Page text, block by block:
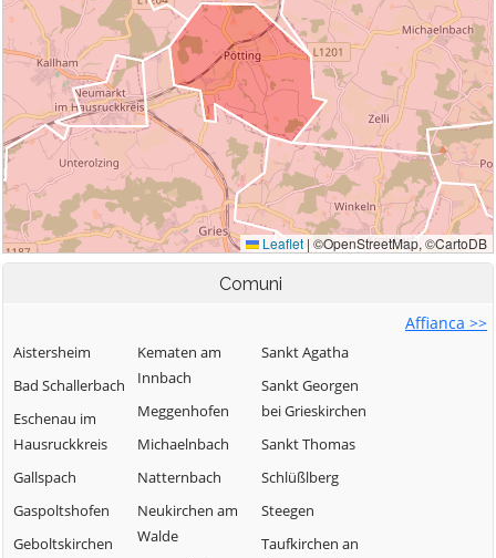
Comuni
Affianca >>
Aistersheim
Bad Schallerbach
Eschenau im
Hausruckkreis
Gallspach
Gaspoltshofen
Geboltskirchen
Kematen am
Innbach
Meggenhofen
Michaelnbach
Natternbach
Neukirchen am
Walde
Sankt Agatha
Sankt Georgen
bei Grieskirchen
Sankt Thomas
Schlüßlberg
Steegen
Taufkirchen an